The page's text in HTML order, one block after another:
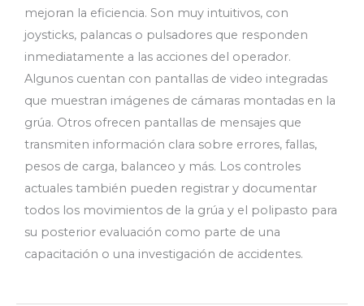
mejoran la eficiencia. Son muy intuitivos, con
joysticks, palancas o pulsadores que responden
inmediatamente a las acciones del operador.
Algunos cuentan con pantallas de video integradas
que muestran imágenes de cámaras montadas en la
grúa. Otros ofrecen pantallas de mensajes que
transmiten información clara sobre errores, fallas,
pesos de carga, balanceo y más. Los controles
actuales también pueden registrar y documentar
todos los movimientos de la grúa y el polipasto para
su posterior evaluación como parte de una
capacitación o una investigación de accidentes.